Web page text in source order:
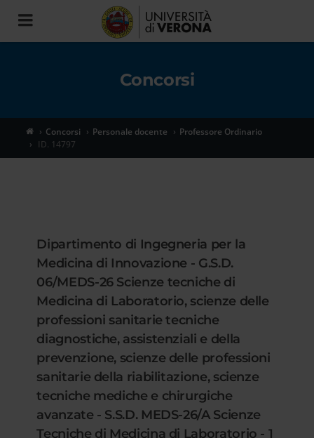
Toggle
navigation
Concorsi
Concorsi Personale docente
Professore Ordinario
ID. 14797
Dipartimento di Ingegneria per la
Medicina di Innovazione - G.S.D.
06/MEDS-26 Scienze tecniche di
Medicina di Laboratorio, scienze delle
professioni sanitarie tecniche
diagnostiche, assistenziali e della
prevenzione, scienze delle professioni
sanitarie della riabilitazione, scienze
tecniche mediche e chirurgiche
avanzate - S.S.D. MEDS-26/A Scienze
Tecniche di Medicina di Laboratorio - 1